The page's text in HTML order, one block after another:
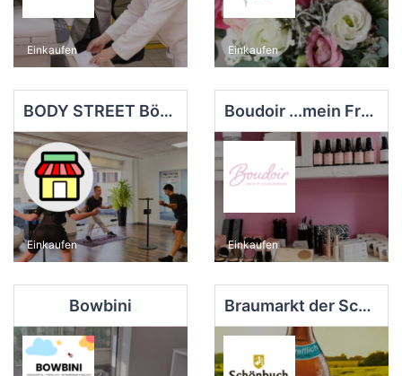
Einkaufen Einkaufen
BODY STREET Böblingen | EMS Training
Einkaufen
Boudoir ...mein Frauenzimmer
Einkaufen
Bowbini Braumarkt der Schönbuch Braumanufaktur